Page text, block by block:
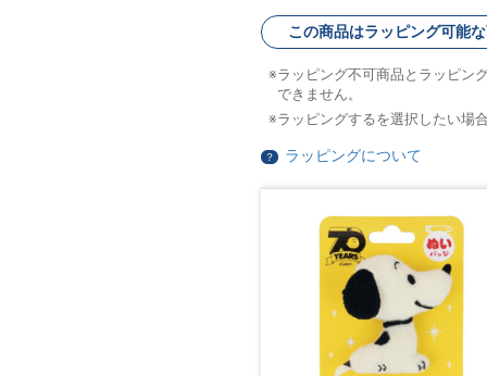
この商品はラッピング可能
ラッピング不可商品とラッピン
できません。
ラッピングするを選択したい場
？ ラッピングについて